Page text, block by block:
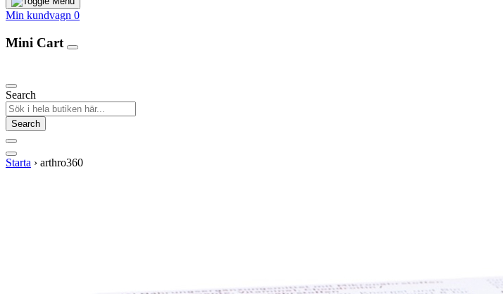
Min kundvagn 0
Mini Cart
Search
Search
Starta › arthro360